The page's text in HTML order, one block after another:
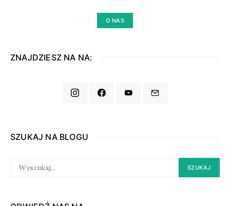
O NAS
ZNAJDZIESZ NA NA:
SZUKAJ NA BLOGU
FOR:
SZUKAJ